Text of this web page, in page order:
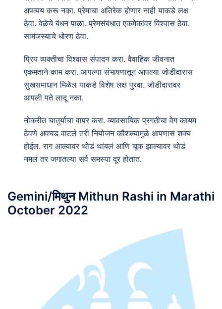
अपव्यय करू नका. प्रेमाचा अतिरेक होणार नाही याकडे लक्ष
ठेवा. वेळेचे बंधन पाळा. प्रेमसंबंधात एकमेकांवर विश्वास ठेवा.
सामंजस्याचे धोरण ठेवा.
प्रिय व्यक्तीचा विश्वास संपादन करा. वैवाहिक जीवनात
एकमताने काम करा. आपल्या संभाषणातून आपल्या जोडीदारास
सुखसमाधान मिळेल याकडे विशेष लक्ष पुरवा. जोडीदारावर
आपली पते लादू नका.
नोकरीत चातुर्याचा वापर करा. व्यावसायिक प्रगतीचा वेग कायम
ठेवणे अवघड वाटले तरी नियोजन कौशल्यामुळे आपणास शक्य
होईल. राग आल्यावर थोडं थांबलं आणि चूक झाल्यावर थोडं
नमलं तर जगातल्या सर्व समस्या दूर होतात.
Gemini/मिथुन Mithun Rashi in Marathi
October 2022